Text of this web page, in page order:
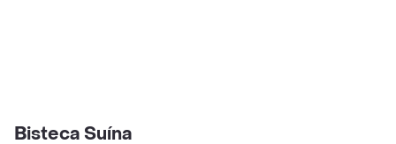
Bisteca Suína